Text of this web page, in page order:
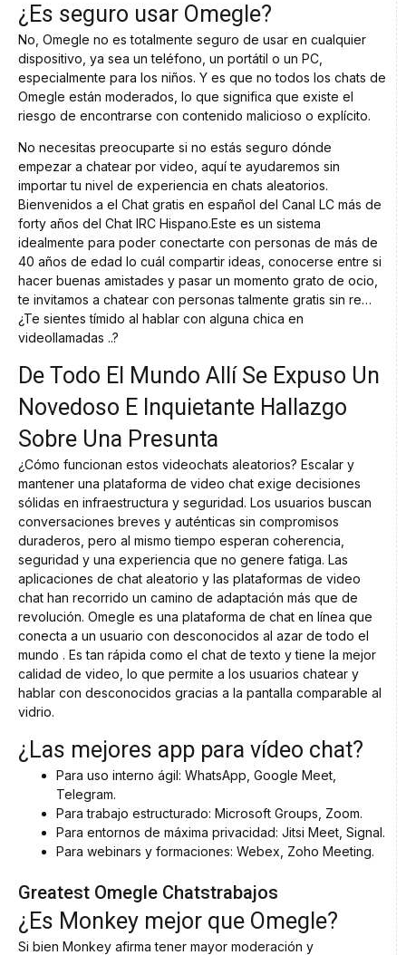
¿Es seguro usar Omegle?
No, Omegle no es totalmente seguro de usar en cualquier
dispositivo, ya sea un teléfono, un portátil o un PC,
especialmente para los niños. Y es que no todos los chats de
Omegle están moderados, lo que significa que existe el
riesgo de encontrarse con contenido malicioso o explícito.
No necesitas preocuparte si no estás seguro dónde
empezar a chatear por video, aquí te ayudaremos sin
importar tu nivel de experiencia en chats aleatorios.
Bienvenidos a el Chat gratis en español del Canal LC más de
forty años del Chat IRC Hispano.Este es un sistema
idealmente para poder conectarte con personas de más de
40 años de edad lo cuál compartir ideas, conocerse entre si
hacer buenas amistades y pasar un momento grato de ocio,
te invitamos a chatear con personas talmente gratis sin re…
¿Te sientes tímido al hablar con alguna chica en
videollamadas ..?
De Todo El Mundo Allí Se Expuso Un
Novedoso E Inquietante Hallazgo
Sobre Una Presunta
¿Cómo funcionan estos videochats aleatorios? Escalar y
mantener una plataforma de video chat exige decisiones
sólidas en infraestructura y seguridad. Los usuarios buscan
conversaciones breves y auténticas sin compromisos
duraderos, pero al mismo tiempo esperan coherencia,
seguridad y una experiencia que no genere fatiga. Las
aplicaciones de chat aleatorio y las plataformas de video
chat han recorrido un camino de adaptación más que de
revolución. Omegle es una plataforma de chat en línea que
conecta a un usuario con desconocidos al azar de todo el
mundo . Es tan rápida como el chat de texto y tiene la mejor
calidad de video, lo que permite a los usuarios chatear y
hablar con desconocidos gracias a la pantalla comparable al
vidrio.
¿Las mejores app para vídeo chat?
Para uso interno ágil: WhatsApp, Google Meet,
Telegram.
Para trabajo estructurado: Microsoft Groups, Zoom.
Para entornos de máxima privacidad: Jitsi Meet, Signal.
Para webinars y formaciones: Webex, Zoho Meeting.
Greatest Omegle Chatstrabajos
¿Es Monkey mejor que Omegle?
Si bien Monkey afirma tener mayor moderación y